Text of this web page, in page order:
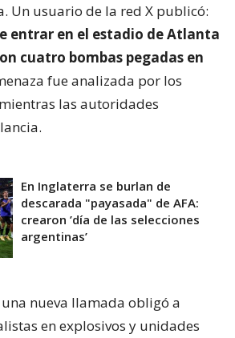
Un usuario de la red X publicó:
entrar en el estadio de Atlanta
cuatro bombas pegadas en
fue analizada por los
las autoridades
En Inglaterra se burlan de
descarada "payasada" de AFA:
crearon ’día de las selecciones
argentinas’
nueva llamada obligó a
en explosivos y unidades